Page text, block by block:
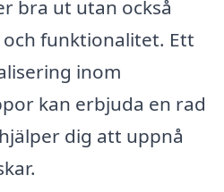
bra ut utan också
funktionalitet. Ett
inom
kan erbjuda en rad
dig att uppnå